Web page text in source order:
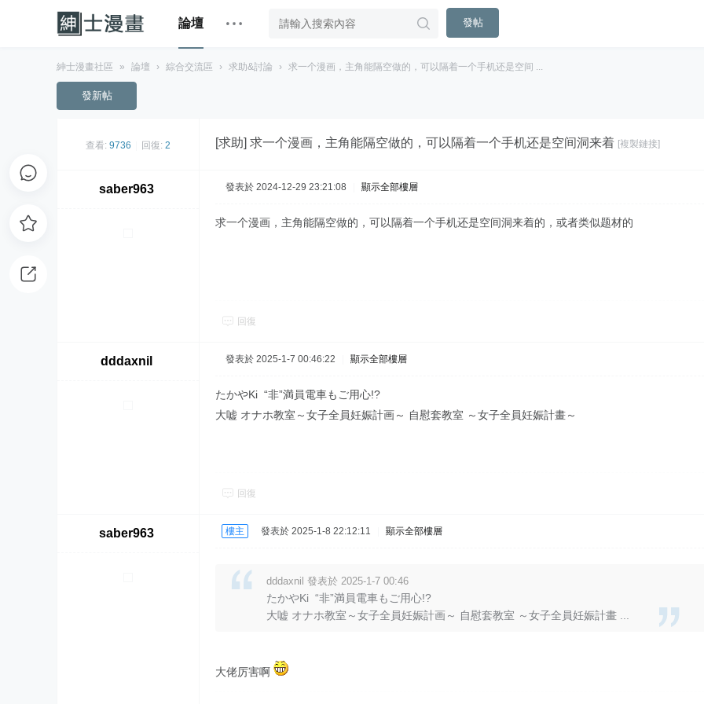
論壇 發帖
紳士漫畫社區 » 論壇 › 綜合交流區 › 求助&討論 › 求一个漫画，主角能隔空做的，可以隔着一个手机还是空间 ...
發新帖
查看: 9736 回復: 2 [求助] 求一个漫画，主角能隔空做的，可以隔着一个手机还是空间洞来着 [複製鏈接]
saber963 發表於 2024-12-29 23:21:08 顯示全部樓層
求一个漫画，主角能隔空做的，可以隔着一个手机还是空间洞来着的，或者类似题材的
回復
dddaxnil 發表於 2025-1-7 00:46:22 顯示全部樓層
たかやKi “非”満員電車もご用心!?
大嘘 オナホ教室～女子全員妊娠計画～ 自慰套教室 ～女子全員妊娠計畫～
回復
saber963 樓主 發表於 2025-1-8 22:12:11 顯示全部樓層
dddaxnil 發表於 2025-1-7 00:46
たかやKi “非”満員電車もご用心!?
大嘘 オナホ教室～女子全員妊娠計画～ 自慰套教室 ～女子全員妊娠計畫 ...
大佬厉害啊